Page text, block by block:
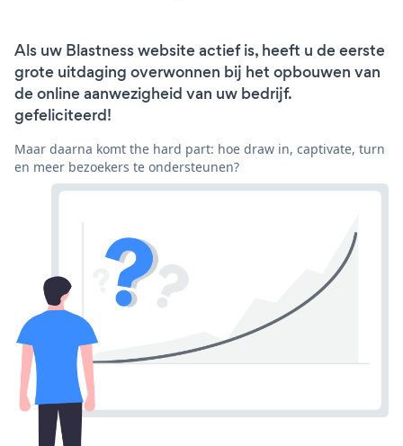
Als uw Blastness website actief is, heeft u de eerste
grote uitdaging overwonnen bij het opbouwen van
de online aanwezigheid van uw bedrijf.
gefeliciteerd!
Maar daarna komt the hard part: hoe draw in, captivate, turn
en meer bezoekers te ondersteunen?